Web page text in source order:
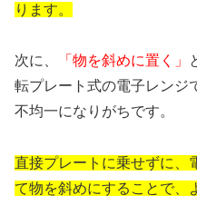
ります。
次に、 「物を斜めに置く」
転プレート式の電子レンジ
不均一になりがちです。
直接プレートに乗せずに、
て物を斜めにすることで、